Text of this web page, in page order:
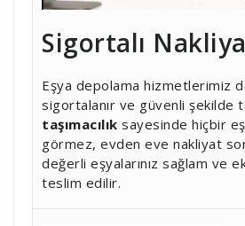
Sigortalı
Eşya depolama hizmetlerimiz
sigortalanır ve güvenli şekilde
taşımacılık sayesinde hiçbir
görmez, evden eve nakliyat
değerli eşyalarınız sağlam ve
teslim edilir.